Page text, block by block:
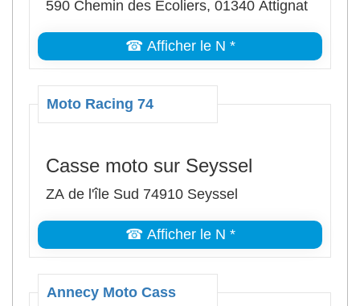
590 Chemin des Écoliers, 01340 Attignat
☎ Afficher le N *
Moto Racing 74
Casse moto sur Seyssel
ZA de l'île Sud 74910 Seyssel
☎ Afficher le N *
Annecy Moto Cass